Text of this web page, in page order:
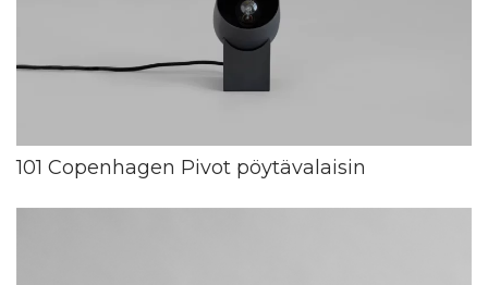
101 Copenhagen Pivot pöytävalaisin